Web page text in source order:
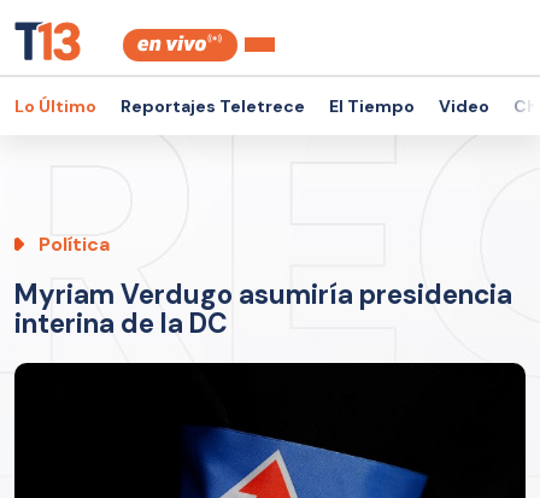
Lo Último Reportajes Teletrece El Tiempo Video
Política
Myriam Verdugo asumiría presidencia
interina de la DC